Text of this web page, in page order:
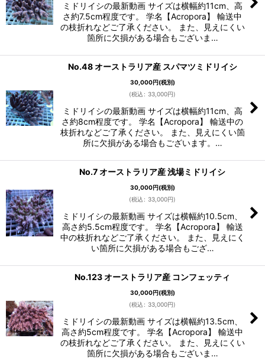
ミドリイシの最新動画 サイズは横幅約11cm、高
さ約7.5cm程度です。 学名【Acropora】 輸送中
の枝折れなどご了承ください。 また、見えにくい
箇所に欠損がある場合もございま…
No.48 オーストラリア産 スパマツミドリイシ
30,000円(税別)
(税込 : 33,000円)
ミドリイシの最新動画 サイズは横幅約11cm、高
さ約8cm程度です。 学名【Acropora】 輸送中の
枝折れなどご了承ください。 また、見えにくい箇
所に欠損がある場合もございます。…
No.7 オーストラリア産 浅場ミドリイシ
30,000円(税別)
(税込 : 33,000円)
ミドリイシの最新動画 サイズは横幅約10.5cm、
高さ約5.5cm程度です。 学名【Acropora】 輸送
中の枝折れなどご了承ください。 また、見えにく
い箇所に欠損がある場合もござ…
No.123 オーストラリア産 コンフェッティ
30,000円(税別)
(税込 : 33,000円)
ミドリイシの最新動画 サイズは横幅約13.5cm、
高さ約5cm程度です。 学名【Acropora】 輸送中
の枝折れなどご了承ください。 また、見えにくい
箇所に欠損がある場合もございま…